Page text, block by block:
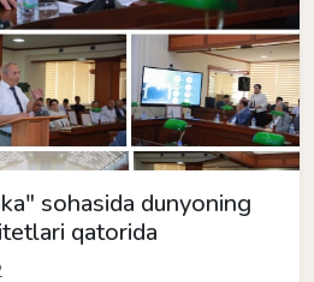
sohasida dunyoning
qatorida